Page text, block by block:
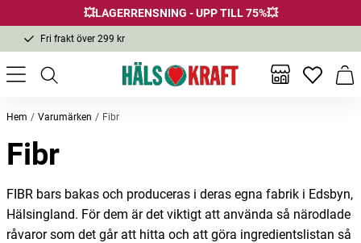
💥LAGERRENSNING - UPP TILL 75%💥
Fri frakt över 299 kr
1-3 dagars leverans
Samma pris i butik & online
Fri frakt över 299 kr
Inga
Hem Varumärken Fibr
Fibr
FIBR bars bakas och produceras i deras egna fabrik i Edsbyn,
Hälsingland. För dem är det viktigt att använda så närodlade
råvaror som det går att hitta och att göra ingredientslistan så